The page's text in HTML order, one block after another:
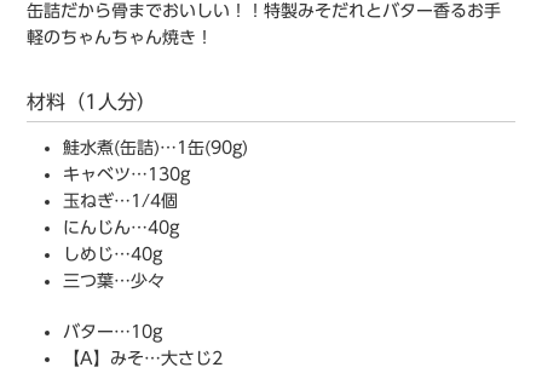
缶詰だから骨までおいしい！！特製みそだれとバター香るお手
軽のちゃんちゃん焼き！
材料（1人分）
鮭水煮(缶詰)…1缶(90g)
キャベツ…130g
玉ねぎ…1/4個
にんじん…40g
しめじ…40g
三つ葉…少々
バター…10g
【A】みそ…大さじ2